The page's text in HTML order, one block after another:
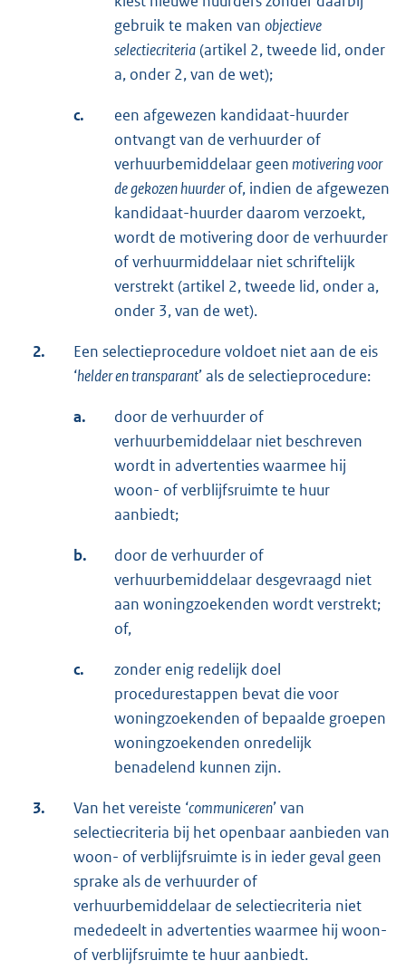
gebruik te maken van objectieve
selectiecriteria(artikel 2, tweede lid, onder
a, onder 2, van de wet);
c.
een afgewezen kandidaat-huurder
ontvangt van de verhuurder of
verhuurbemiddelaar geen motivering voor
de gekozen huurderof, indien de afgewezen
kandidaat-huurder daarom verzoekt,
wordt de motivering door de verhuurder
of verhuurmiddelaar niet schriftelijk
verstrekt (artikel 2, tweede lid, onder a,
onder 3, van de wet).
2.
Een selectieprocedure voldoet niet aan de eis
‘helder en transparant’ als de selectieprocedure:
a.
door de verhuurder of
verhuurbemiddelaar niet beschreven
wordt in advertenties waarmee hij
woon- of verblijfsruimte te huur
aanbiedt;
b.
door de verhuurder of
verhuurbemiddelaar desgevraagd niet
aan woningzoekenden wordt verstrekt;
of,
c.
zonder enig redelijk doel
procedurestappen bevat die voor
woningzoekenden of bepaalde groepen
woningzoekenden onredelijk
benadelend kunnen zijn.
3. Van het vereiste ‘communiceren’ van
selectiecriteria bij het openbaar aanbieden van
woon- of verblijfsruimte is in ieder geval geen
sprake als de verhuurder of
verhuurbemiddelaar de selectiecriteria niet
mededeelt in advertenties waarmee hij woon-
of verblijfsruimte te huur aanbiedt.